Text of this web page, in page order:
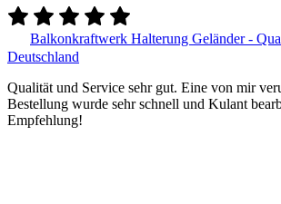
Balkonkraftwerk Halterung Geländer -
Deutschland
Qualität und Service sehr gut. Eine von mir
Bestellung wurde sehr schnell und Kulant
Empfehlung!